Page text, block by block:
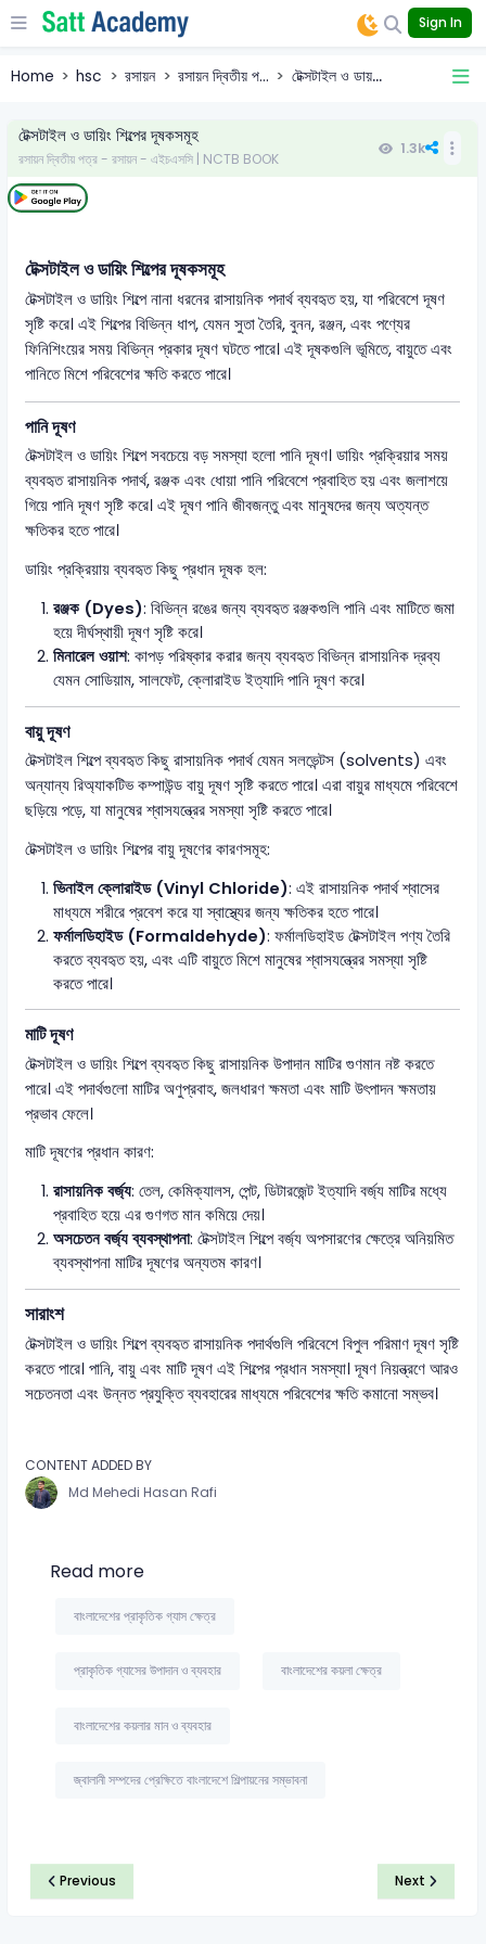
Sign In
Home hsc রসায়ন রসায়ন দ্বিতীয় প... টেক্সটাইল ও ডায়...
টেক্সটাইল ও ডায়িং শিল্পের দূষকসমূহ
রসায়ন দ্বিতীয় পত্র - রসায়ন - এইচএসসি | NCTB BOOK
1.3k
টেক্সটাইল ও ডায়িং শিল্পের দূষকসমূহ
টেক্সটাইল ও ডায়িং শিল্পে নানা ধরনের রাসায়নিক পদার্থ ব্যবহৃত হয়, যা পরিবেশে দূষণ
সৃষ্টি করে। এই শিল্পের বিভিন্ন ধাপ, যেমন সুতা তৈরি, বুনন, রঞ্জন, এবং পণ্যের
ফিনিশিংয়ের সময় বিভিন্ন প্রকার দূষণ ঘটতে পারে। এই দূষকগুলি ভূমিতে, বায়ুতে এবং
পানিতে মিশে পরিবেশের ক্ষতি করতে পারে।
পানি দূষণ
টেক্সটাইল ও ডায়িং শিল্পে সবচেয়ে বড় সমস্যা হলো পানি দূষণ। ডায়িং প্রক্রিয়ার সময়
ব্যবহৃত রাসায়নিক পদার্থ, রঞ্জক এবং ধোয়া পানি পরিবেশে প্রবাহিত হয় এবং জলাশয়ে
গিয়ে পানি দূষণ সৃষ্টি করে। এই দূষণ পানি জীবজন্তু এবং মানুষদের জন্য অত্যন্ত
ক্ষতিকর হতে পারে।
ডায়িং প্রক্রিয়ায় ব্যবহৃত কিছু প্রধান দূষক হল:
রঞ্জক (Dyes): বিভিন্ন রঙের জন্য ব্যবহৃত রঞ্জকগুলি পানি এবং মাটিতে জমা
হয়ে দীর্ঘস্থায়ী দূষণ সৃষ্টি করে।
মিনারেল ওয়াশ: কাপড় পরিষ্কার করার জন্য ব্যবহৃত বিভিন্ন রাসায়নিক দ্রব্য
যেমন সোডিয়াম, সালফেট, ক্লোরাইড ইত্যাদি পানি দূষণ করে।
বায়ু দূষণ
টেক্সটাইল শিল্পে ব্যবহৃত কিছু রাসায়নিক পদার্থ যেমন সলভেন্টস (solvents) এবং
অন্যান্য রিঅ্যাকটিভ কম্পাউন্ড বায়ু দূষণ সৃষ্টি করতে পারে। এরা বায়ুর মাধ্যমে পরিবেশে
ছড়িয়ে পড়ে, যা মানুষের শ্বাসযন্ত্রের সমস্যা সৃষ্টি করতে পারে।
টেক্সটাইল ও ডায়িং শিল্পের বায়ু দূষণের কারণসমূহ:
ভিনাইল ক্লোরাইড (Vinyl Chloride): এই রাসায়নিক পদার্থ শ্বাসের
মাধ্যমে শরীরে প্রবেশ করে যা স্বাস্থ্যের জন্য ক্ষতিকর হতে পারে।
ফর্মালডিহাইড (Formaldehyde): ফর্মালডিহাইড টেক্সটাইল পণ্য তৈরি
করতে ব্যবহৃত হয়, এবং এটি বায়ুতে মিশে মানুষের শ্বাসযন্ত্রের সমস্যা সৃষ্টি
করতে পারে।
মাটি দূষণ
টেক্সটাইল ও ডায়িং শিল্পে ব্যবহৃত কিছু রাসায়নিক উপাদান মাটির গুণমান নষ্ট করতে
পারে। এই পদার্থগুলো মাটির অণুপ্রবাহ, জলধারণ ক্ষমতা এবং মাটি উৎপাদন ক্ষমতায়
প্রভাব ফেলে।
মাটি দূষণের প্রধান কারণ:
রাসায়নিক বর্জ্য: তেল, কেমিক্যালস, পেন্ট, ডিটারজেন্ট ইত্যাদি বর্জ্য মাটির মধ্যে
প্রবাহিত হয়ে এর গুণগত মান কমিয়ে দেয়।
অসচেতন বর্জ্য ব্যবস্থাপনা: টেক্সটাইল শিল্পে বর্জ্য অপসারণের ক্ষেত্রে অনিয়মিত
ব্যবস্থাপনা মাটির দূষণের অন্যতম কারণ।
সারাংশ
টেক্সটাইল ও ডায়িং শিল্পে ব্যবহৃত রাসায়নিক পদার্থগুলি পরিবেশে বিপুল পরিমাণ দূষণ সৃষ্টি
করতে পারে। পানি, বায়ু এবং মাটি দূষণ এই শিল্পের প্রধান সমস্যা। দূষণ নিয়ন্ত্রণে আরও
সচেতনতা এবং উন্নত প্রযুক্তি ব্যবহারের মাধ্যমে পরিবেশের ক্ষতি কমানো সম্ভব।
CONTENT ADDED BY
Md Mehedi Hasan Rafi
Read more
বাংলাদেশের প্রাকৃতিক গ্যাস ক্ষেত্র
প্রাকৃতিক গ্যাসের উপাদান ও ব্যবহার বাংলাদেশের কয়লা ক্ষেত্র
বাংলাদেশের কয়লার মান ও ব্যবহার
জ্বালানী সম্পদের প্রেক্ষিতে বাংলাদেশে শিল্পায়নের সম্ভাবনা
Previous Next